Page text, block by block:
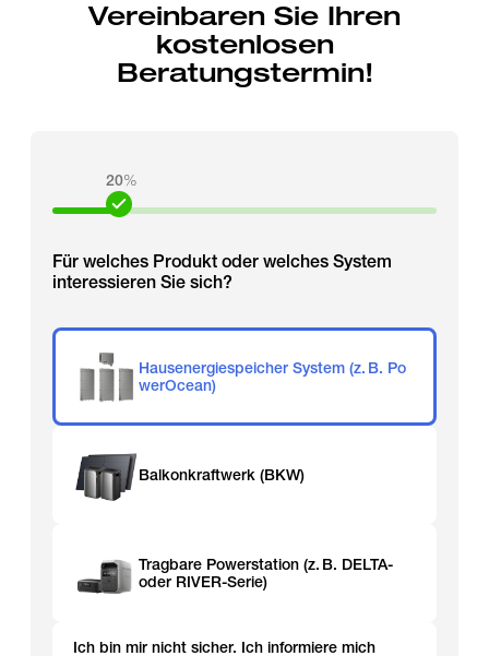
Vereinbaren Sie Ihren
kostenlosen
Beratungstermin!
20%
Für welches Produkt oder welches System
interessieren Sie sich?
Hausenergiespeicher System (z. B. Po
werOcean)
Balkonkraftwerk (BKW)
Tragbare Powerstation (z. B. DELTA-
oder RIVER-Serie)
Ich bin mir nicht sicher. Ich informiere mich